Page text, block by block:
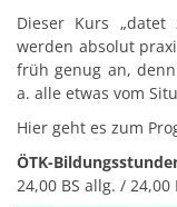
Dieser Kurs
werden absolut
früh genug an,
a. alle etwas vom
Hier geht es zum
ÖTK-
24,00 BS allg. / 24,00